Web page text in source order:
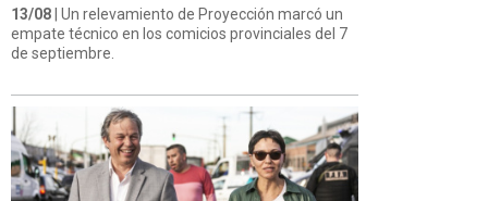
13/08 | Un relevamiento de Proyección marcó un
empate técnico en los comicios provinciales del 7
de septiembre.